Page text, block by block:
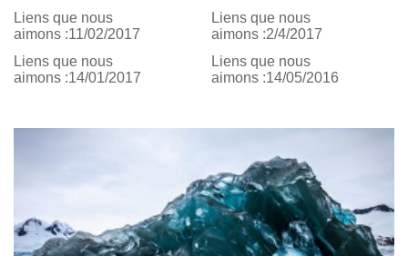
Liens que nous
aimons :11/02/2017
Liens que nous
aimons :2/4/2017
Liens que nous
aimons :14/01/2017
Liens que nous
aimons :14/05/2016